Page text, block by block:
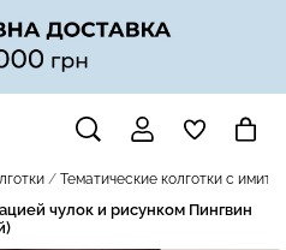
Тематические колготки с
чулок и рисунком Пингвин